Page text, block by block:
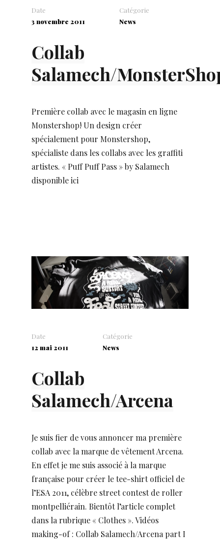
Date
3 novembre 2011
Catégorie
News
Collab
Salamech/
Première collab avec le magasin en ligne
Monstershop! Un design créer
spécialement pour Monstershop,
spécialiste dans les collabs avec les graffiti
artistes. « Puff Puff Pass » by Salamech
disponible ici
Date
12 mai 2011
Catégorie
News
Collab
Salamech/Arcena
Je suis fier de vous annoncer ma première
collab avec la marque de vêtement Arcena.
En effet je me suis associé à la marque
française pour créer le tee-shirt officiel de
l’ESA 2011, célèbre street contest de roller
montpelliérain. Bientôt l’article complet
dans la rubrique « Clothes ». Vidéos
making-of : Collab Salamech/Arcena part I